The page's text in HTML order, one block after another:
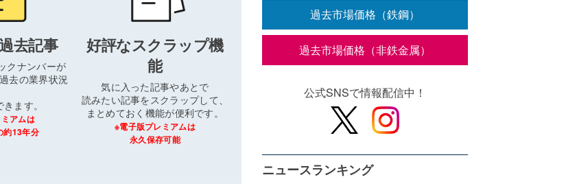
去記事
クナンバーが
去の業界状況
ます。
アムは
約13年分
好評なスクラップ機
能
気に入った記事やあとで
読みたい記事をスクラップして、
まとめておく機能が便利です。
※電子版プレミアムは
永久保存可能
過去市場価格（鉄鋼）
過去市場価格（非鉄金属）
公式SNSで情報配信中！
ニュースランキング